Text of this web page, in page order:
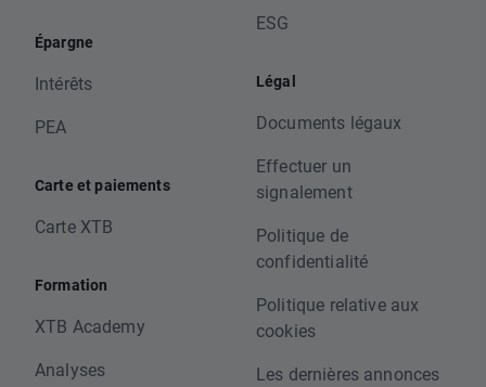
Épargne
Intérêts
PEA
Carte et paiements
Carte XTB
Formation
XTB Academy
Analyses
ESG
Légal
Documents légaux
Effectuer un
signalement
Politique de
confidentialité
Politique relative aux
cookies
Les dernières annonces